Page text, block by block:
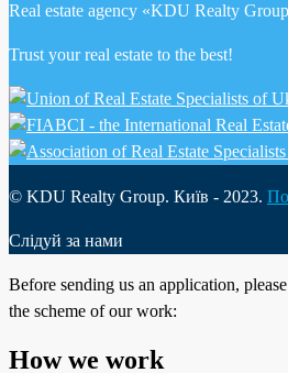
Real estate agency «KDU Realty
Trust your real estate to the best!
© KDU Realty Group. Київ - 2023.
Слідуй за нами
Before sending us an application,
the scheme of our work:
How we work